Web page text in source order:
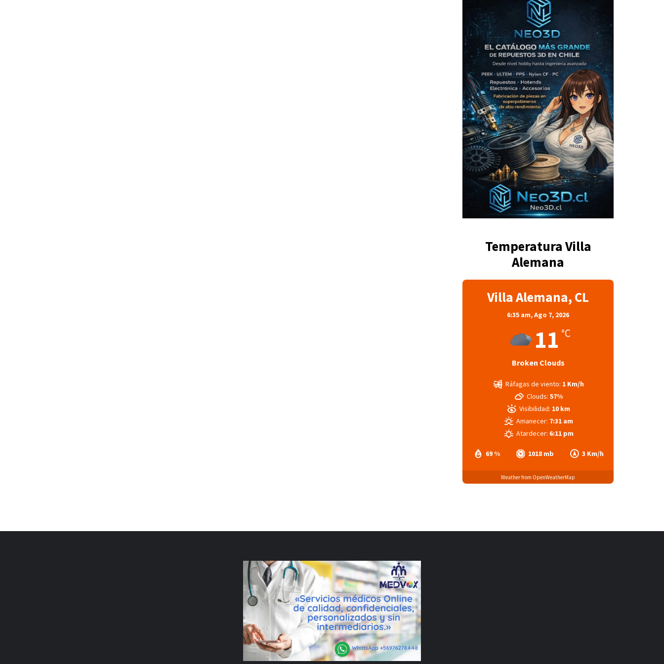
Temperatura Villa
Alemana
Villa Alemana, CL
6:35 am,Ago 7, 2026
11 °C
Broken Clouds
69 % 1018 mb 3 Km/h
Ráfagas de viento: 1 Km/h
Clouds: 57%
Visibilidad: 10 km
Amanecer: 7:31 am
Atardecer: 6:11 pm
Weather from OpenWeatherMap